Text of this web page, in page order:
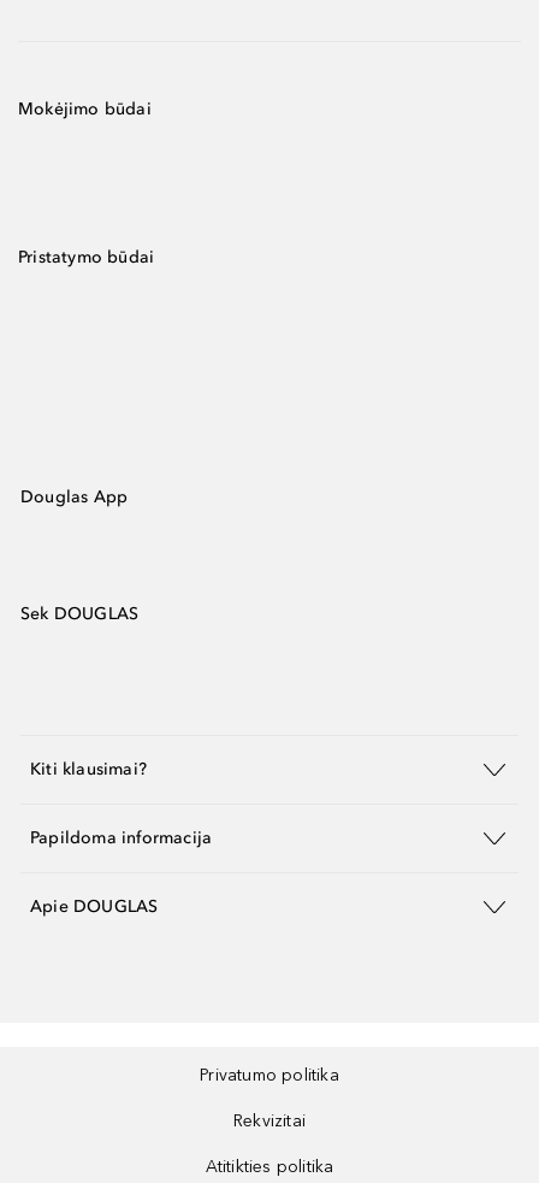
Mokėjimo būdai
Pristatymo būdai
Douglas App
Sek DOUGLAS
Kiti klausimai?
Papildoma informacija
Apie DOUGLAS
Privatumo politika
Rekvizitai
Atitikties politika